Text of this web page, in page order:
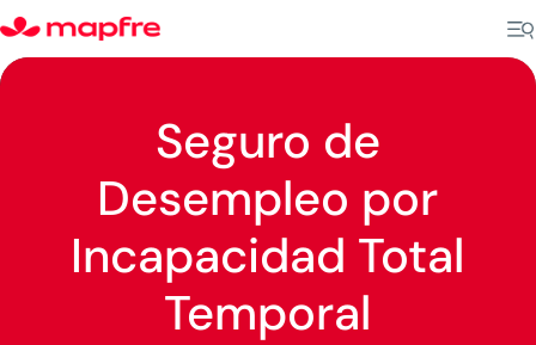
Seguro de
Desempleo por
Incapacidad Total
Temporal